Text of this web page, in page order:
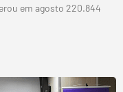
em agosto 220.844